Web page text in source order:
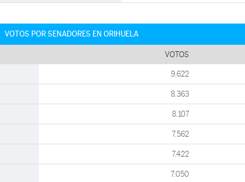
VOTOS POR SENADORES EN ORIHUELA
VOTOS
9.622
8.363
8.107
7.562
7.422
7.050